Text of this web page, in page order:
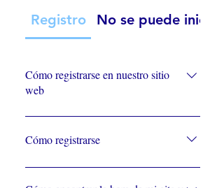
Registro No se puede iniciar
Cómo registrarse en nuestro sitio
web
Vídeo de instrucciones: Cómo
registrarse en el sitio webHaga
parte superior de nuestro sitio
Cómo registrarse
Una vez registrado, vuelve a